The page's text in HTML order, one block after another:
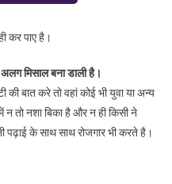
कर पाए है।
मिसाल बना डाली है।
की बात करे तो वहां कोई भी युवा या अन्य
तो नशा बिका है और न ही किसी ने
पढ़ाई के साथ साथ रोजगार भी करते है।